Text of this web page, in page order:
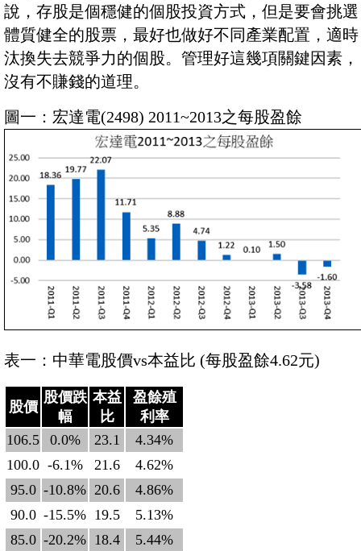
說，存股是個穩健的個股投資方式，但是要會挑選
體質健全的股票，最好也做好不同產業配置，適時
汰換失去競爭力的個股。管理好這幾項關鍵因素，
沒有不賺錢的道理。
圖一：宏達電(2498) 2011~2013之每股盈餘
表一：中華電股價vs本益比 (每股盈餘4.62元)
股價
股價跌
幅
本益
比
盈餘殖
利率
106.5
0.0% 23.1
4.34%
100.0 -6.1% 21.6
4.62%
95.0 -10.8% 20.6
4.86%
90.0 -15.5% 19.5
5.13%
85.0 -20.2% 18.4
5.44%